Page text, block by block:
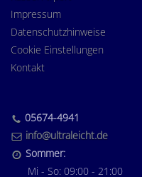
Impressum
Datenschutzhinweise
Cookie Einstellungen
Kontakt
05674-4941
info@ultraleicht.de
Sommer:
Mi - So: 09:00 - 21:00